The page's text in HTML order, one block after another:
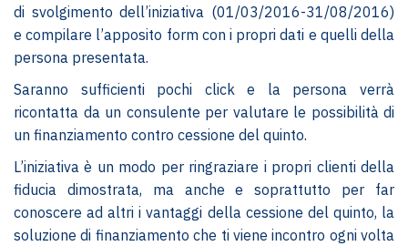
di svolgimento dell’iniziativa (01/03/2016-31/08/2016)
e compilare l’apposito form con i propri dati e quelli della
persona presentata.
Saranno sufficienti pochi click e la persona verrà
ricontatta da un consulente per valutare le possibilità di
un finanziamento contro cessione del quinto.
L’iniziativa è un modo per ringraziare i propri clienti della
fiducia dimostrata, ma anche e soprattutto per far
conoscere ad altri i vantaggi della cessione del quinto, la
soluzione di finanziamento che ti viene incontro ogni volta